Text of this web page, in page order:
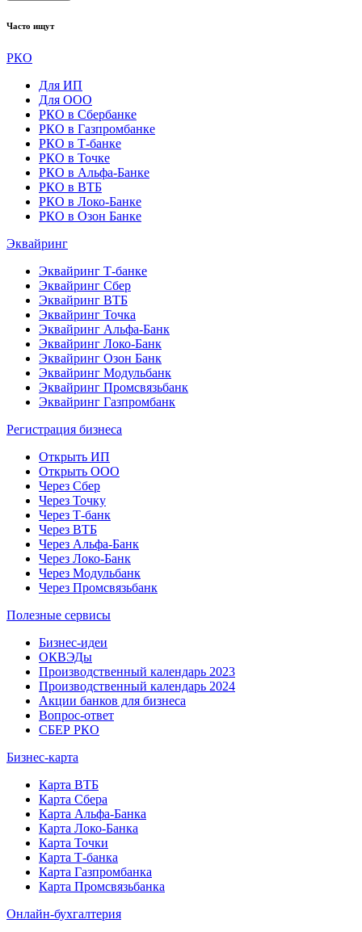
Часто ищут
РКО
Для ИП
Для ООО
РКО в Сбербанке
РКО в Газпромбанке
РКО в Т-банке
РКО в Точке
РКО в Альфа-Банке
РКО в ВТБ
РКО в Локо-Банке
РКО в Озон Банке
Эквайринг
Эквайринг Т-банке
Эквайринг Сбер
Эквайринг ВТБ
Эквайринг Точка
Эквайринг Альфа-Банк
Эквайринг Локо-Банк
Эквайринг Озон Банк
Эквайринг Модульбанк
Эквайринг Промсвязьбанк
Эквайринг Газпромбанк
Регистрация бизнеса
Открыть ИП
Открыть ООО
Через Сбер
Через Точку
Через Т-банк
Через ВТБ
Через Альфа-Банк
Через Локо-Банк
Через Модульбанк
Через Промсвязьбанк
Полезные сервисы
Бизнес-идеи
ОКВЭДы
Производственный календарь 2023
Производственный календарь 2024
Акции банков для бизнеса
Вопрос-ответ
СБЕР РКО
Бизнес-карта
Карта ВТБ
Карта Сбера
Карта Альфа-Банка
Карта Локо-Банка
Карта Точки
Карта Т-банка
Карта Газпромбанка
Карта Промсвязьбанка
Онлайн-бухгалтерия